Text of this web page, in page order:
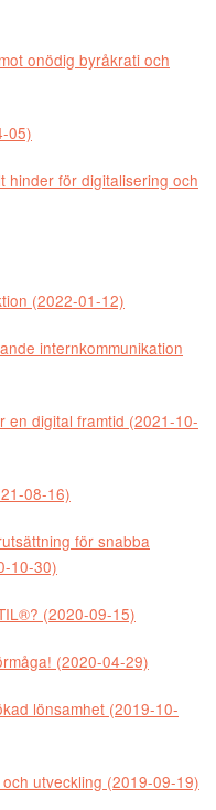
onödig byråkrati och
05)
hinder för digitalisering och
(2022-01-12)
internkommunikation
en digital framtid (2021-10-
08-16)
för snabba
10-30)
(2020-09-15)
(2020-04-29)
lönsamhet (2019-10-
utveckling (2019-09-19)